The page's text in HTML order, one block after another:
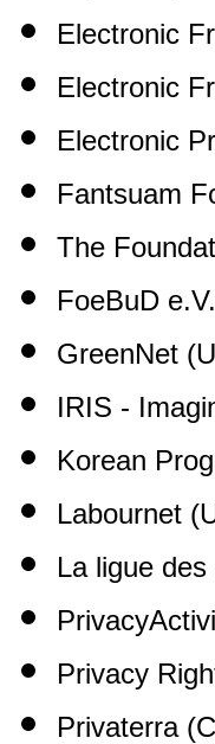
Electronic
Electronic
Electronic
Fantsuam
The
FoeBuD
GreenNet
IRIS -
Korean
Labournet
La ligue
Privacy
Privaterra